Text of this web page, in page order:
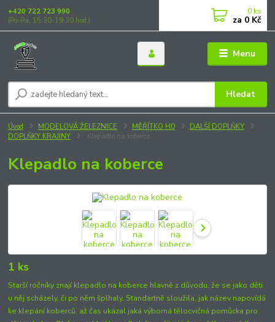
Menu
Hledat
+420 722 723 990
(Po-Pá, 15:30-19:30 hod.)
0 ks
za 0 Kč
Úvod MODELOVÁ ŽELEZNICE MĚŘÍTKO H0
DALŠÍ DOPLŇKY
DOPLŇKY KRAJINY
Klepadlo na koberce
Klepadlo na koberce
1 ks
Starší ročníky znají klepadlo na koberce hlavně z důvodu, že se jako děti
u něj scházely, či po něm šplhaly. Standartně sloužila, jak název napovídá
ke klepání koberců, až čas ukázal jaká výborná tělocvičná pomůcka pro